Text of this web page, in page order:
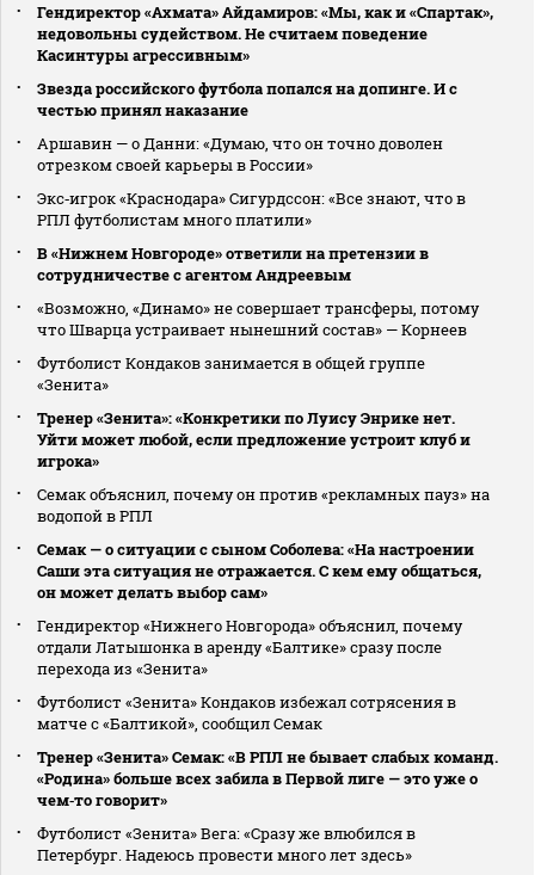
Гендиректор «Ахмата» Айдамиров: «Мы, как и «Спартак»,
недовольны судейством. Не считаем поведение
Касинтуры агрессивным»
Звезда российского футбола попался на допинге. И с
честью принял наказание
Аршавин — о Данни: «Думаю, что он точно доволен
отрезком своей карьеры в России»
Экс‑игрок «Краснодара» Сигурдссон: «Все знают, что в
РПЛ футболистам много платили»
В «Нижнем Новгороде» ответили на претензии в
сотрудничестве с агентом Андреевым
«Возможно, «Динамо» не совершает трансферы, потому
что Шварца устраивает нынешний состав» — Корнеев
Футболист Кондаков занимается в общей группе
«Зенита»
Тренер «Зенита»: «Конкретики по Луису Энрике нет.
Уйти может любой, если предложение устроит клуб и
игрока»
Семак объяснил, почему он против «рекламных пауз» на
водопой в РПЛ
Семак — о ситуации с сыном Соболева: «На настроении
Саши эта ситуация не отражается. С кем ему общаться,
он может делать выбор сам»
Гендиректор «Нижнего Новгорода» объяснил, почему
отдали Латышонка в аренду «Балтике» сразу после
перехода из «Зенита»
Футболист «Зенита» Кондаков избежал сотрясения в
матче с «Балтикой», сообщил Семак
Тренер «Зенита» Семак: «В РПЛ не бывает слабых команд.
«Родина» больше всех забила в Первой лиге — это уже о
чем‑то говорит»
Футболист «Зенита» Вега: «Сразу же влюбился в
Петербург. Надеюсь провести много лет здесь»